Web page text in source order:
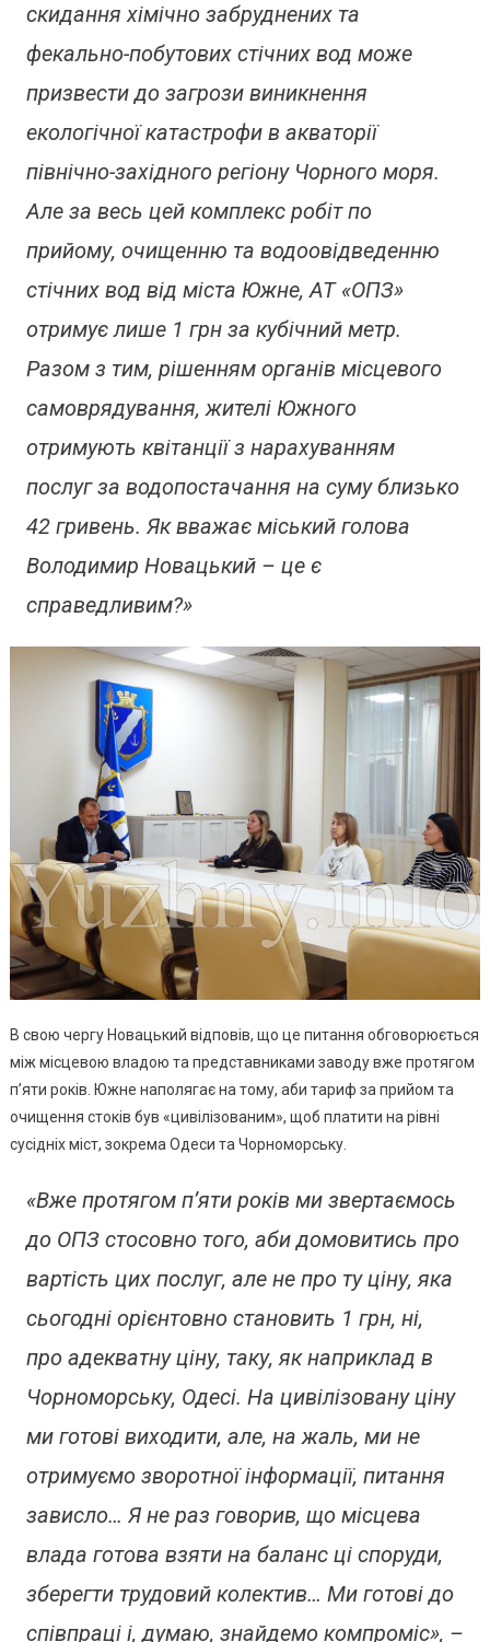
скидання хімічно забруднених та
фекально-побутових стічних вод може
призвести до загрози виникнення
екологічної катастрофи в акваторії
північно-західного регіону Чорного моря.
Але за весь цей комплекс робіт по
прийому, очищенню та водоовідведенню
стічних вод від міста Южне, АТ «ОПЗ»
отримує лише 1 грн за кубічний метр.
Разом з тим, рішенням органів місцевого
самоврядування, жителі Южного
отримують квітанції з нарахуванням
послуг за водопостачання на суму близько
42 гривень. Як вважає міський голова
Володимир Новацький – це є
справедливим?»
В свою чергу Новацький відповів, що це питання обговорюється
між місцевою владою та представниками заводу вже протягом
п’яти років. Южне наполягає на тому, аби тариф за прийом та
очищення стоків був «цивілізованим», щоб платити на рівні
сусідніх міст, зокрема Одеси та Чорноморську.
«Вже протягом п’яти років ми звертаємось
до ОПЗ стосовно того, аби домовитись про
вартість цих послуг, але не про ту ціну, яка
сьогодні орієнтовно становить 1 грн, ні,
про адекватну ціну, таку, як наприклад в
Чорноморську, Одесі. На цивілізовану ціну
ми готові виходити, але, на жаль, ми не
отримуємо зворотної інформації, питання
зависло… Я не раз говорив, що місцева
влада готова взяти на баланс ці споруди,
зберегти трудовий колектив… Ми готові до
співпраці і, думаю, знайдемо компроміс», –